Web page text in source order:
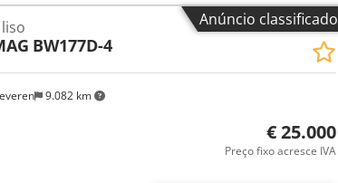
+ 19% IVA ----Para mais informações, por favor
Kai Kortum: WhatsApp Todas as informações
Dcodpfxeyt Uirs Am Rjk
Anúncio classificado
9.082 km
BW177D-4
€ 25.000
Preço fixo acresce IVA